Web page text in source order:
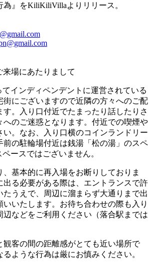
』をKiliKiliVillaよりリリース。
来場にあたりまして
インディペンデントに運営されている
街にございますので近隣の方々へのご配
す。入り口付近でたまったり話したりさ
へのご迷惑となります。付近での喫煙や
い。なお、入り口横のコインランドリー
前の駐輪場付近は銭湯「松の湯」のスペ
ースではございません。
基本的に再入場をお断りしておりま
出る必要がある際は、エントランスで許
たうえで、周辺に溜まらず大通りまで出
いたします。お待ち合わせの際も入り
辺などをご利用ください（落合駅までは
客の間の距離感がとても近い場所で
ような行為は厳にお慎みください。